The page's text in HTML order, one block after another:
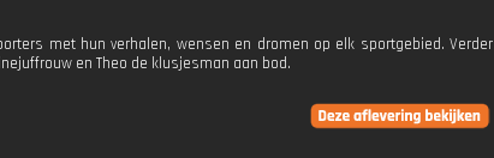
met hun verhalen, wensen en dromen op elk sportgebied. Verder
en Theo de klusjesman aan bod.